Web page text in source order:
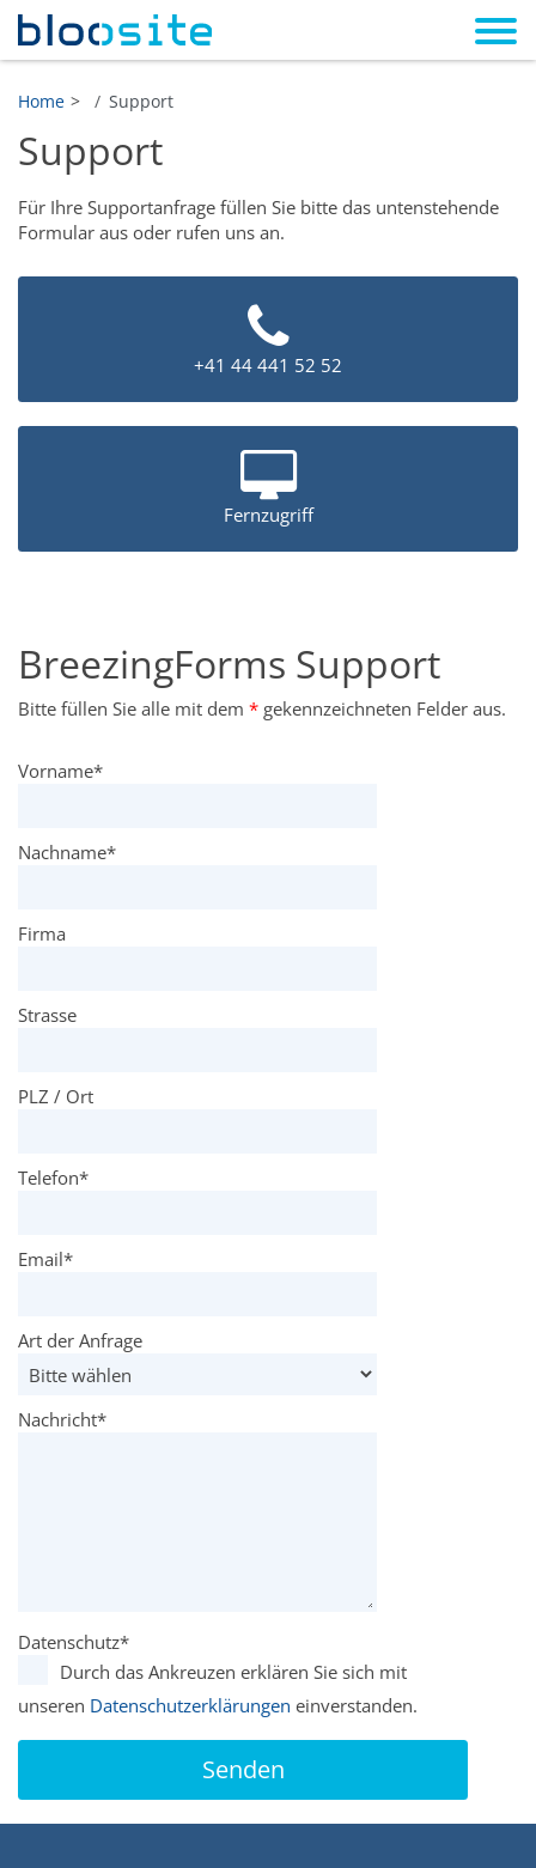
Home Support
Support
Für Ihre Supportanfrage füllen Sie bitte das untenstehende
Formular aus oder rufen uns an.
+41 44 441 52 52
Fernzugriff
BreezingForms Support
Bitte füllen Sie alle mit dem * gekennzeichneten Felder aus.
Vorname*
Nachname*
Firma
Strasse
PLZ / Ort
Telefon*
Email*
Art der Anfrage
Nachricht*
Datenschutz*
Durch das Ankreuzen erklären Sie sich mit
unseren Datenschutzerklärungen einverstanden.
Senden